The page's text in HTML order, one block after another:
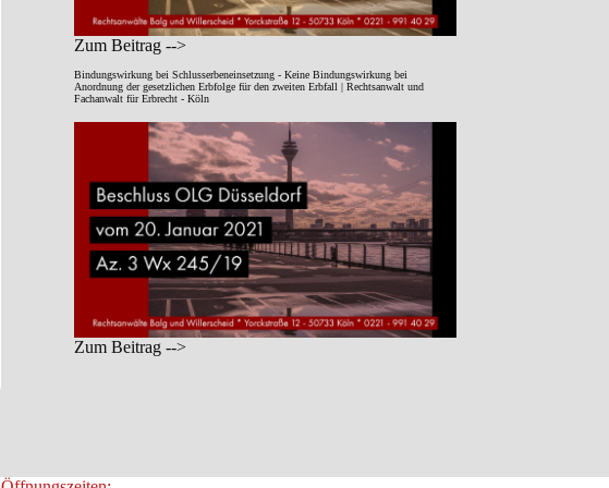
Zum Beitrag -->
Bindungswirkung bei Schlusserbeneinsetzung - Keine Bindungswirkung bei
Anordnung der gesetzlichen Erbfolge für den zweiten Erbfall | Rechtsanwalt und
Fachanwalt für Erbrecht - Köln
Zum Beitrag -->